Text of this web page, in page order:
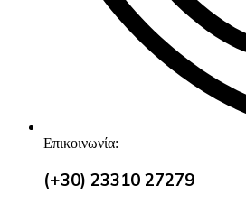
Επικοινωνία:
(+30) 23310 27279